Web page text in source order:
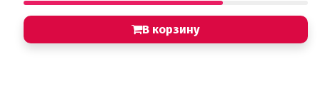
Хиты продаж от кондитеров
Шоколад Глазурь
В корзину